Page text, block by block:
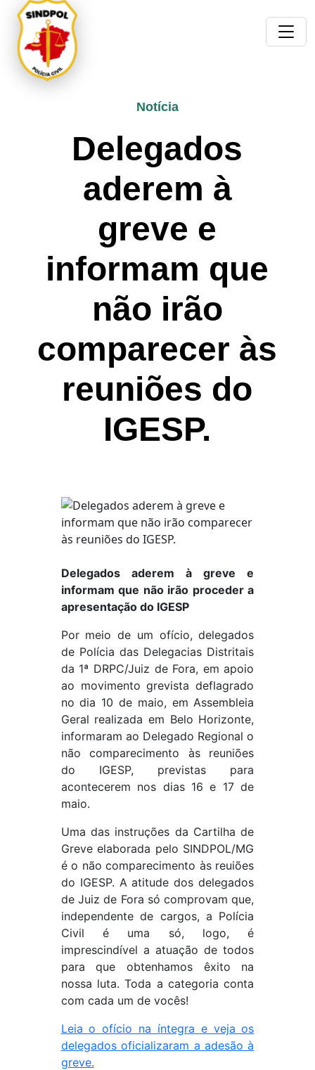
Notícia
Delegados
aderem à
greve e
informam que
não irão
comparecer às
reuniões do
IGESP.
Delegados aderem à greve e
informam que não irão proceder a
apresentação do IGESP
Por meio de um ofício, delegados
de Polícia das Delegacias Distritais
da 1ª DRPC/Juiz de Fora, em apoio
ao movimento grevista deflagrado
no dia 10 de maio, em Assembleia
Geral realizada em Belo Horizonte,
informaram ao Delegado Regional o
não comparecimento às reuniões
do IGESP, previstas para
acontecerem nos dias 16 e 17 de
maio.
Uma das instruções da Cartilha de
Greve elaborada pelo SINDPOL/MG
é o não comparecimento às reuiões
do IGESP. A atitude dos delegados
de Juiz de Fora só comprovam que,
independente de cargos, a Polícia
Civil é uma só, logo, é
imprescindível a atuação de todos
para que obtenhamos êxito na
nossa luta. Toda a categoria conta
com cada um de vocês!
Leia o ofício na íntegra e veja os
delegados oficializaram a adesão à
greve.